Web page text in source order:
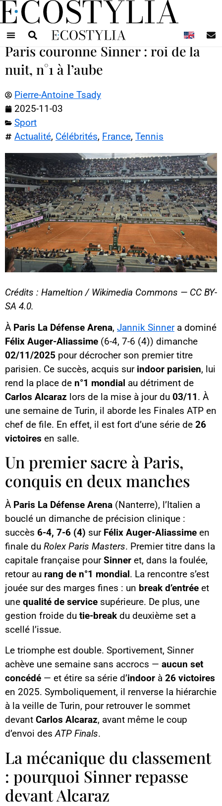
Paris couronne Sinner : roi de la
nuit, n°1 à l’aube
Pierre-Antoine Tsady
2025-11-03
Sport
Actualité, Célébrités, France, Tennis
Crédits : Hameltion / Wikimedia Commons — CC BY-
SA 4.0.
À Paris La Défense Arena, Jannik Sinnera dominé
Félix Auger-Aliassime (6-4, 7-6 (4)) dimanche
02/11/2025 pour décrocher son premier titre
parisien. Ce succès, acquis sur indoor parisien, lui
rend la place de n°1 mondial au détriment de
Carlos Alcaraz lors de la mise à jour du 03/11. À
une semaine de Turin, il aborde les Finales ATP en
chef de file. En effet, il est fort d’une série de 26
victoires en salle.
Un premier sacre à Paris,
conquis en deux manches
À Paris La Défense Arena (Nanterre), l’Italien a
bouclé un dimanche de précision clinique :
succès 6-4, 7-6 (4) sur Félix Auger-Aliassime en
finale du Rolex Paris Masters. Premier titre dans la
capitale française pourSinner et, dans la foulée,
retour au rang de n°1 mondial. La rencontre s’est
jouée sur des marges fines : un break d’entrée et
une qualité de service supérieure. De plus, une
gestion froide du tie-break du deuxième set a
scellé l’issue.
Le triomphe est double. Sportivement, Sinner
achève une semaine sans accrocs — aucun set
concédé — et étire sa série d’indoor à 26 victoires
en 2025. Symboliquement, il renverse la hiérarchie
à la veille de Turin, pour retrouver le sommet
devant Carlos Alcaraz, avant même le coup
d’envoi desATP Finals.
La mécanique du classement
: pourquoi Sinner repasse
devant Alcaraz